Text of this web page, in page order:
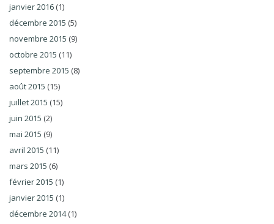
janvier 2016 (1)
décembre 2015 (5)
novembre 2015 (9)
octobre 2015 (11)
septembre 2015 (8)
août 2015 (15)
juillet 2015 (15)
juin 2015 (2)
mai 2015 (9)
avril 2015 (11)
mars 2015 (6)
février 2015 (1)
janvier 2015 (1)
décembre 2014(1)